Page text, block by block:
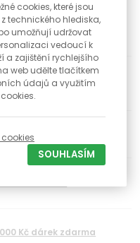
zboží do 30 dnů
kamennou prodejnou a
roku 1992
na vybrané produkty
Kč dárek zdarma
cookies, které jsou
technického hlediska,
umožňují udržovat
vedoucí k
a zajištění rychlejšího
web udělte tlačítkem
údajů a využitím
SOUHLASÍM